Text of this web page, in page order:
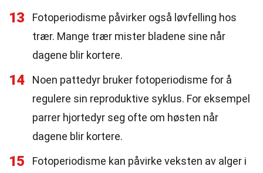
13
Fotoperiodisme påvirker også løvfelling hos
trær. Mange trær mister bladene sine når
dagene blir kortere.
14
Noen pattedyr bruker fotoperiodisme for å
regulere sin reproduktive syklus. For eksempel
parrer hjortedyr seg ofte om høsten når
dagene blir kortere.
15
Fotoperiodisme kan påvirke veksten av alger i